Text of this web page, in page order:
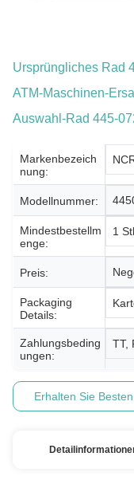
Ursprüngliches Rad
ATM-Maschinen-
Auswahl-Rad 445-
Markenbezeich
Nung:
Modellnummer:
Mindestbestellm
Enge:
1
Preis:
Packaging
Details:
Zahlungsbeding
Ungen:
TT,
Erhalten Sie